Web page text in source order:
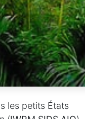
les petits États